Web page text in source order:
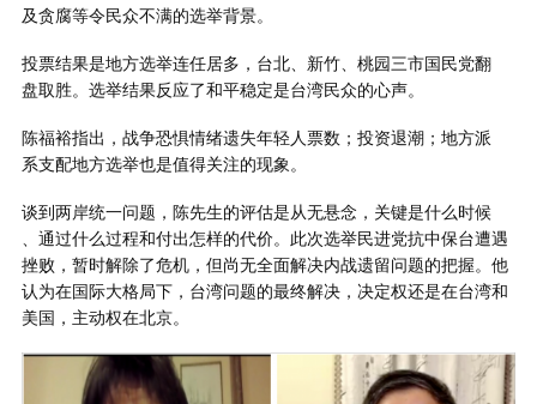
及贪腐等令民众不满的选举背景。
投票结果是地方选举连任居多，台北、新竹、桃园三市国民党翻
盘取胜。选举结果反应了和平稳定是台湾民众的心声。
陈福裕指出，战争恐惧情绪遗失年轻人票数；投资退潮；地方派
系支配地方选举也是值得关注的现象。
谈到两岸统一问题，陈先生的评估是从无悬念，关键是什么时候
、通过什么过程和付出怎样的代价。此次选举民进党抗中保台遭遇
挫败，暂时解除了危机，但尚无全面解决内战遗留问题的把握。他
认为在国际大格局下，台湾问题的最终解决，决定权还是在台湾和
美国，主动权在北京。